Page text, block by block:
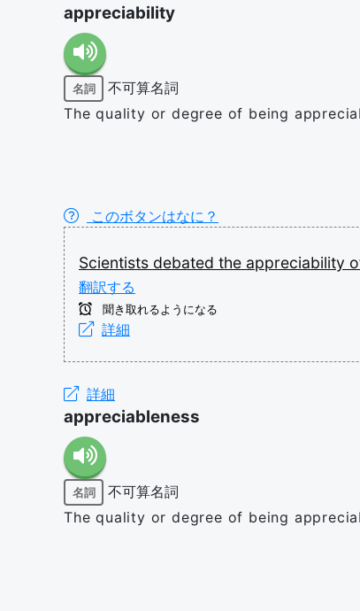
appreciability
名詞
不可算名詞
The quality or degree of being
このボタンはなに？
Scientists debated the appreciability
翻訳する
聞き取れるようになる
詳細
詳細
appreciableness
名詞
不可算名詞
The quality or degree of being